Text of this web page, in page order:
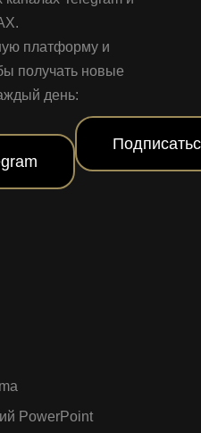
платформу и
получать новые
день:
PowerPoint